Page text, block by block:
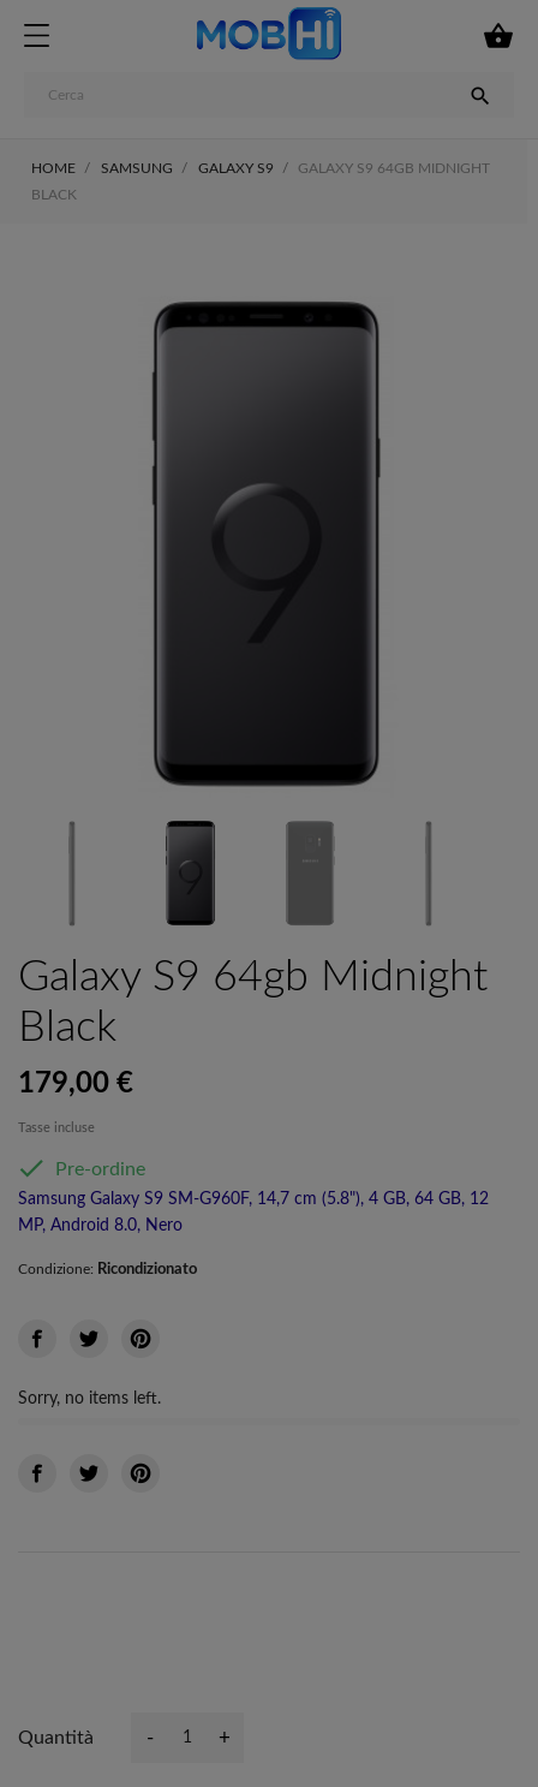


HOME SAMSUNG GALAXY S9
GALAXY S9 64GB MIDNIGHT
BLACK
Galaxy S9 64gb Midnight
Black
179,00 €
Tasse incluse
 Pre-ordine
Samsung Galaxy S9 SM-G960F, 14,7 cm (5.8"), 4 GB, 64 GB, 12
MP, Android 8.0, Nero
Condizione: Ricondizionato
Sorry, no items left.
Quantità - +